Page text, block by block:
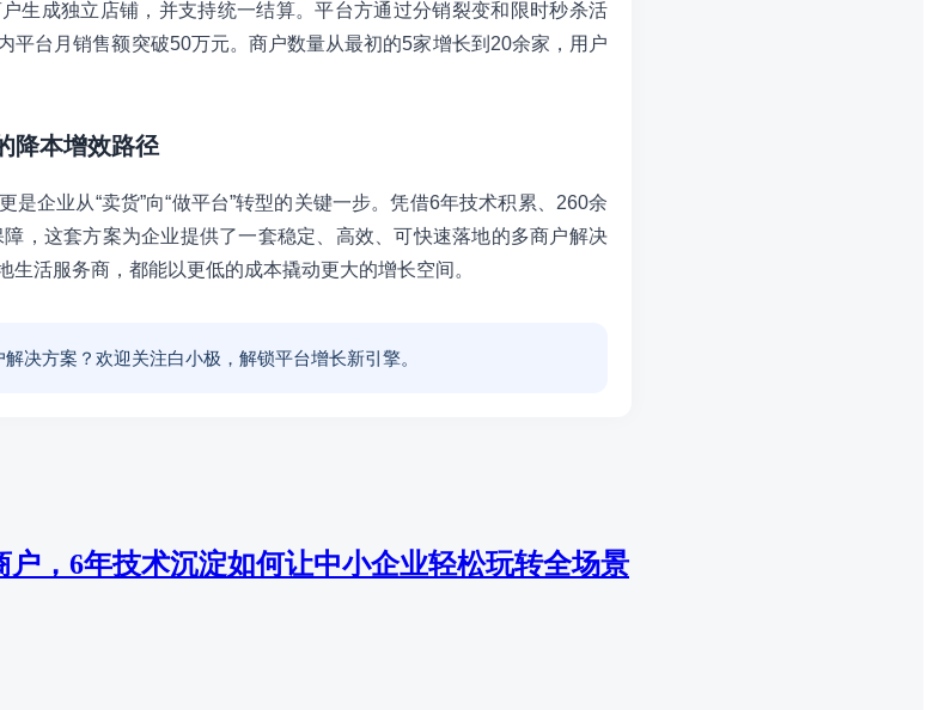
生成独立店铺，并支持统一结算。平台方通过分销裂变和限时秒杀活
平台月销售额突破50万元。商户数量从最初的5家增长到20余家，用户
降本增效路径
企业从“卖货”向“做平台”转型的关键一步。凭借6年技术积累、260余
，这套方案为企业提供了一套稳定、高效、可快速落地的多商户解决
活服务商，都能以更低的成本撬动更大的增长空间。
解决方案？欢迎关注白小极，解锁平台增长新引擎。
，6年技术沉淀如何让中小企业轻松玩转全场景